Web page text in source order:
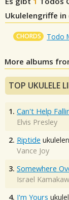
Ukulelengriffe
CHORDS Todo
More albums
TOP UKULELE
1. Can't Help
Elvis Presley
2. Riptide
Vance Joy
3. Somewhere
Israel
4. I'm Yours